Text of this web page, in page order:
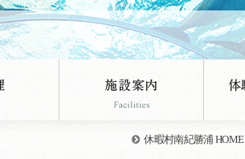
休暇村南紀勝浦 HOME